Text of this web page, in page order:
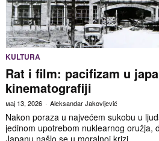
KULTURA
Rat i film: pacifizam u
kinematografiji
мај 13, 2026 Aleksandar Jakovljević
Nakon poraza u najvećem sukobu u
jedinom upotrebom nuklearnog oružja,